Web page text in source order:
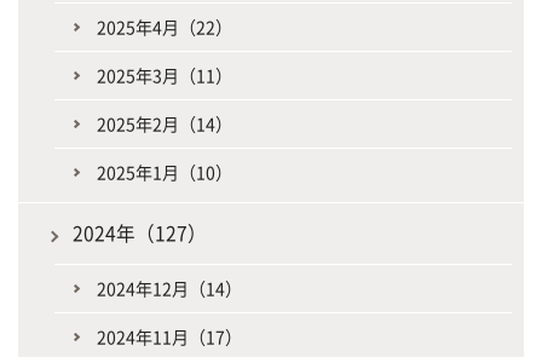
2025年4月（22）
2025年3月（11）
2025年2月（14）
2025年1月（10）
2024年（127）
2024年12月（14）
2024年11月（17）